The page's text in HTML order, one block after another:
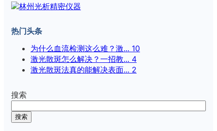
热门头条
为什么血流检测这么难？激... 10
激光散斑怎么解决？一招教... 4
激光散斑法真的能解决表面... 2
搜索
搜索